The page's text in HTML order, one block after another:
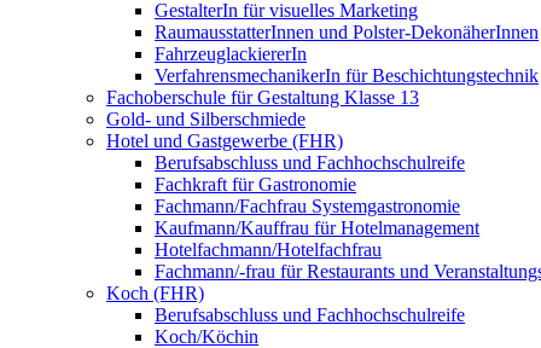
GestalterIn für visuelles Marketing
RaumausstatterInnen und Polster-DekonäherInnen
FahrzeuglackiererIn
VerfahrensmechanikerIn für Beschichtungstechnik
Fachoberschule für Gestaltung Klasse 13
Gold- und Silberschmiede
Hotel und Gastgewerbe (FHR)
Berufsabschluss und Fachhochschulreife
Fachkraft für Gastronomie
Fachmann/Fachfrau Systemgastronomie
Kaufmann/Kauffrau für Hotelmanagement
Hotelfachmann/Hotelfachfrau
Fachmann/-frau für Restaurants und
Koch (FHR)
Berufsabschluss und Fachhochschulreife
Koch/Köchin